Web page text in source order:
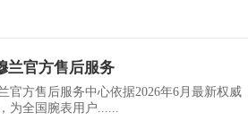
兰官方售后服务
官方售后服务中心依据2026年6月最新权威
为全国腕表用户......